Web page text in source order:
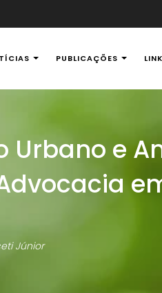
PUBLICAÇÕES
Urbano e
Júnior